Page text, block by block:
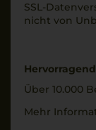
SSL-
nicht von
Hervorragend
Über 10.000
Mehr